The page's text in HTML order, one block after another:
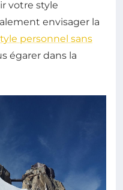
votre style
envisager la
personnel sans
égarer dans la